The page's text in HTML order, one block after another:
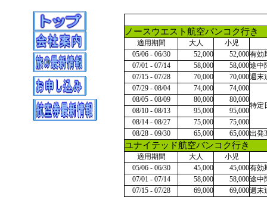
ノースウエスト航空バンコク行き
適用期間 大人
小児
05/06 - 06/30
52,000 52,000有効
07/01 - 07/14
58,000 58,000途中
07/15 - 07/28
70,000 70,000週末
07/29 - 08/04
74,000 74,000
特定
08/05 - 08/09 80,000
80,000
08/10 - 08/13
95,000
95,000
08/14 - 08/27
75,000
75,000
08/28 - 09/30
65,000 65,000出発
ユナイテッド航空バンコク行き
適用期間 大人
小児
05/06 - 06/30
45,000 45,000有効
07/01 - 07/14
58,000 58,000途中
07/15 - 07/28
69,000 69,000週末